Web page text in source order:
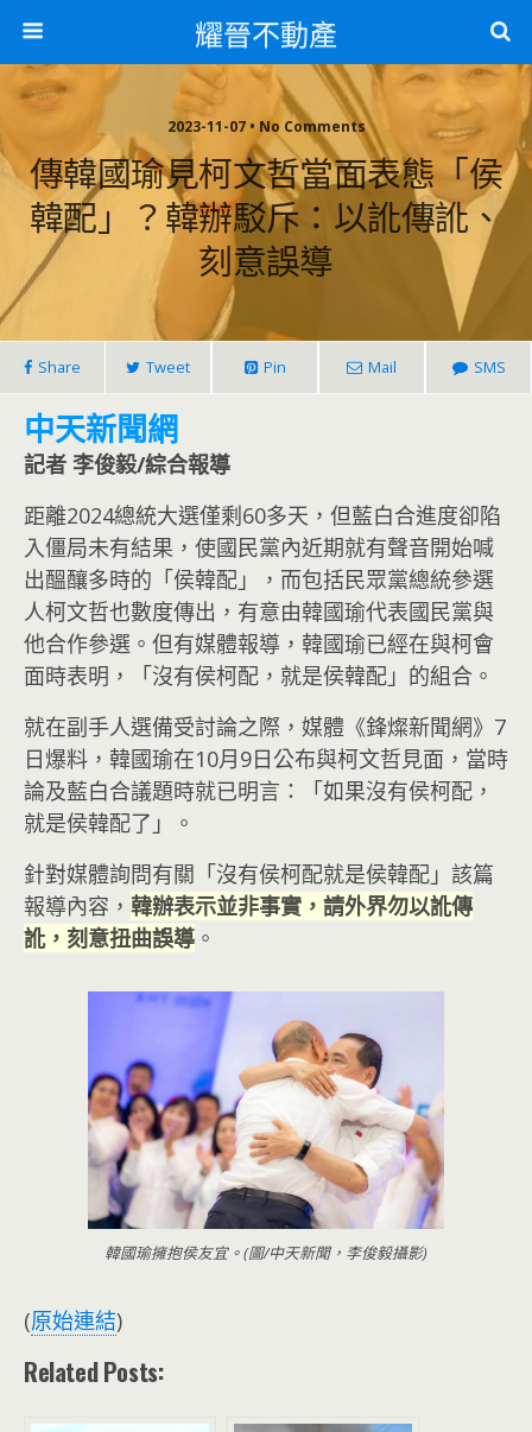
耀晉不動產
2023-11-07 • No Comments
傳韓國瑜見柯文哲當面表態「侯
韓配」？韓辦駁斥：以訛傳訛、
刻意誤導
Share Tweet Pin Mail SMS
中天新聞網
記者 李俊毅/綜合報導
距離2024總統大選僅剩60多天，但藍白合進度卻陷
入僵局未有結果，使國民黨內近期就有聲音開始喊
出醞釀多時的「侯韓配」，而包括民眾黨總統參選
人柯文哲也數度傳出，有意由韓國瑜代表國民黨與
他合作參選。但有媒體報導，韓國瑜已經在與柯會
面時表明，「沒有侯柯配，就是侯韓配」的組合。
就在副手人選備受討論之際，媒體《鋒燦新聞網》7
日爆料，韓國瑜在10月9日公布與柯文哲見面，當時
論及藍白合議題時就已明言：「如果沒有侯柯配，
就是侯韓配了」。
針對媒體詢問有關「沒有侯柯配就是侯韓配」該篇
報導內容， 韓辦表示並非事實，請外界勿以訛傳
訛，刻意扭曲誤導 。
韓國瑜擁抱侯友宜。(圖/中天新聞，李俊毅攝影)
(原始連結)
Related Posts: